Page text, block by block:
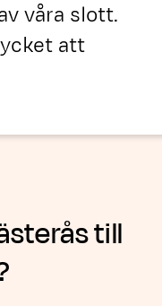
våra slott.
att
till